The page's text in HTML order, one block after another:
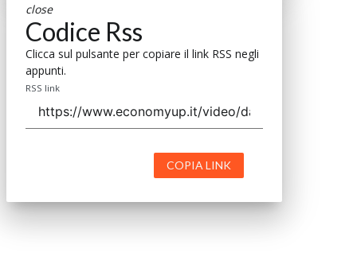
close
Codice Rss
Clicca sul pulsante per copiare il link RSS negli
appunti.
RSS link
COPIA LINK